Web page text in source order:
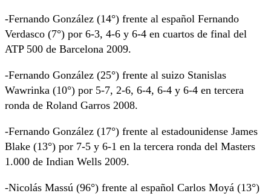
-Fernando González (14°) frente al español Fernando
Verdasco (7°) por 6-3, 4-6 y 6-4 en cuartos de final del
ATP 500 de Barcelona 2009.
-Fernando González (25°) frente al suizo Stanislas
Wawrinka (10°) por 5-7, 2-6, 6-4, 6-4 y 6-4 en tercera
ronda de Roland Garros 2008.
-Fernando González (17°) frente al estadounidense James
Blake (13°) por 7-5 y 6-1 en la tercera ronda del Masters
1.000 de Indian Wells 2009.
-Nicolás Massú (96°) frente al español Carlos Moyá (13°)